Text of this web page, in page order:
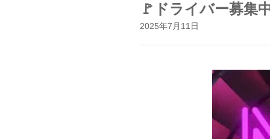
🚩ドライバー募集
2025年7月11日